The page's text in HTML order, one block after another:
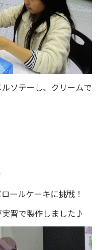
ソテーし、クリームで
ールケーキに挑戦！
習で製作しました♪